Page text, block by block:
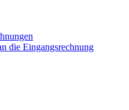
die Eingangsrechnung